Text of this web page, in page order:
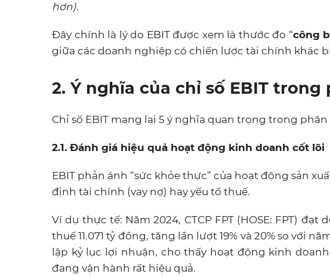
hơn).
Đây chính là lý do EBIT được xem là thước đo “công
giữa các doanh nghiệp có chiến lược tài chính khác
2. Ý nghĩa của chỉ số EBIT
Chỉ số EBIT mang lại 5 ý nghĩa quan trọng trong
2.1. Đánh giá hiệu quả hoạt động kinh doanh cốt lõi
EBIT phản ánh “sức khỏe thực” của hoạt động sản
định tài chính (vay nợ) hay yếu tố thuế.
Ví dụ thực tế: Năm 2024, CTCP FPT (HOSE: FPT)
thuế 11.071 tỷ đồng, tăng lần lượt 19% và 20% so với
lập kỷ lục lợi nhuận, cho thấy hoạt động kinh
đang vận hành rất hiệu quả.